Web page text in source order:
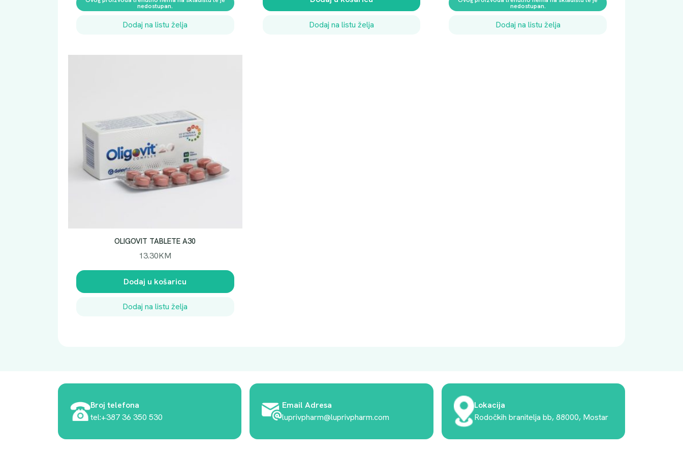
a
nedostupan.
Dodaj na listu želja Dodaj na listu želja
nedostupan.
Dodaj na listu želja
OLIGOVIT TABLETE A30
13.30KM
Dodaj u košaricu
Dodaj na listu želja
Broj telefona
tel:+387 36 350 530
Email Adresa
luprivpharm@luprivpharm.com
Lokacija
Rodočkih branitelja bb, 88000, Mostar